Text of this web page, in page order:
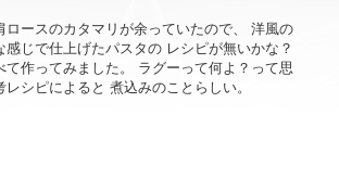
ロースのカタマリが余っていたので、 洋風の
感じで仕上げたパスタの レシピが無いかな？
て作ってみました。 ラグーって何よ？って思
レシピによると 煮込みのことらしい。